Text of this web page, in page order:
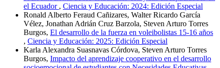
el Ecuador , Ciencia y Educación: 2024: Edición Especial
Ronald Alberto Feraud Cañizares, Walter Ricardo García
Vélez, Jonathan Adrián Cruz Barzola, Steven Arturo Torres
Burgos, El desarrollo de la fuerza en voleibolistas 15-16 años
, Ciencia y Educación: 2025: Edición Especial
Karla Alexandra Suasnavas Córdova, Steven Arturo Torres
Burgos, Impacto del aprendizaje cooperativo en el desarrollo